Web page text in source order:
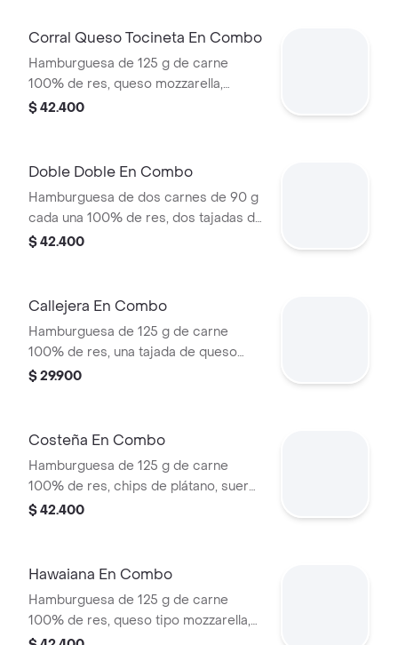
Corral Queso Tocineta En Combo
Hamburguesa de 125 g de carne
100% de res, queso mozzarella,
tocineta, tomate en rodajas, cebolla
bebida
$ 42.400
Doble Doble En Combo
Hamburguesa de dos carnes de 90 g
cada una 100% de res, dos tajadas de
queso tipo mozzarella, cebolla grillé,
cascos) + bebida PET
$ 42.400
Callejera En Combo
Hamburguesa de 125 g de carne
100% de res, una tajada de queso
tipo mozzarella, papas callejera, salsa
+ bebida PET
$ 29.900
Costeña En Combo
Hamburguesa de 125 g de carne
100% de res, chips de plátano, suero,
queso costeño rallado y salsa blanca
$ 42.400
Hawaiana En Combo
Hamburguesa de 125 g de carne
100% de res, queso tipo mozzarella,
piña, lechuga, salsa blanca y salsa de